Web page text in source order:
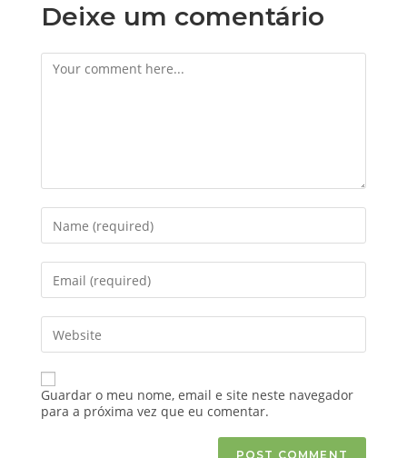
Deixe um comentário
Guardar o meu nome, email e site neste navegador
para a próxima vez que eu comentar.